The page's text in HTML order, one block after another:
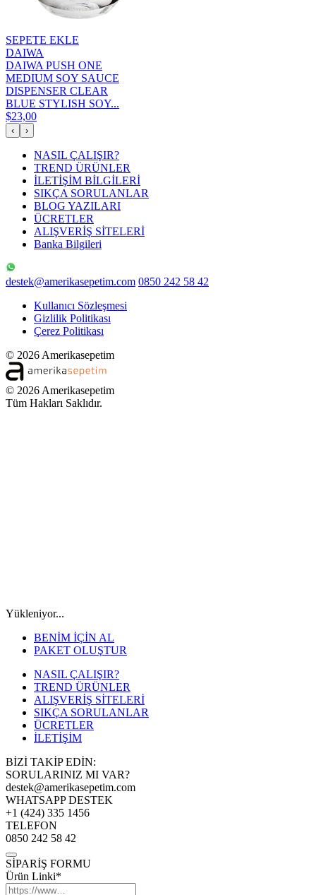
SEPETE EKLE
DAIWA
DAIWA PUSH ONE
MEDIUM SOY SAUCE
DISPENSER CLEAR
BLUE STYLISH SOY...
$23,00
‹ ›
NASIL ÇALIŞIR?
TREND ÜRÜNLER
İLETİŞİM BİLGİLERİ
SIKÇA SORULANLAR
BLOG YAZILARI
ÜCRETLER
ALIŞVERİŞ SİTELERİ
Banka Bilgileri
destek@amerikasepetim.com 0850 242 58 42
Kullanıcı Sözleşmesi
Gizlilik Politikası
Çerez Politikası
© 2026 Amerikasepetim
© 2026 Amerikasepetim
Tüm Hakları Saklıdır.
Yükleniyor...
BENİM İÇİN AL
PAKET OLUŞTUR
NASIL ÇALIŞIR?
TREND ÜRÜNLER
ALIŞVERİŞ SİTELERİ
SIKÇA SORULANLAR
ÜCRETLER
İLETİŞİM
BİZİ TAKİP EDİN:
SORULARINIZ MI VAR?
destek@amerikasepetim.com
WHATSAPP DESTEK
+1 (424) 335 1456
TELEFON
0850 242 58 42
SİPARİŞ FORMU
Ürün Linki*